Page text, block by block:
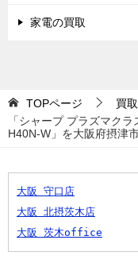
家電の買取
TOPページ
買
「シャープ プラズマク
H40N-W」を大阪府摂津
大阪 守口店
大阪 北摂茨木店
大阪 茨木office